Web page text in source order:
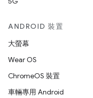
ANDROID 裝置
大螢幕
Wear OS
ChromeOS 裝置
車輛專用 Android